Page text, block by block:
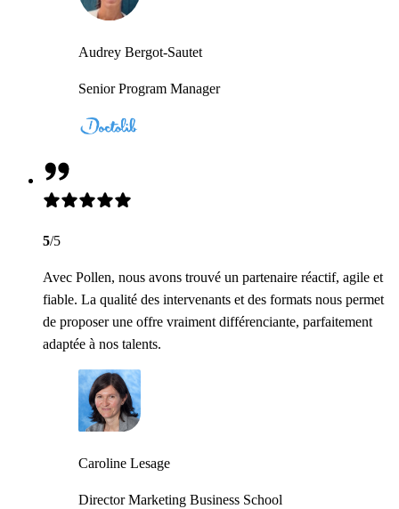
Audrey Bergot-Sautet
Senior Program Manager
5/5
Avec Pollen, nous avons trouvé un partenaire réactif, agile et
fiable. La qualité des intervenants et des formats nous permet
de proposer une offre vraiment différenciante, parfaitement
adaptée à nos talents.
Caroline Lesage
Director Marketing Business School